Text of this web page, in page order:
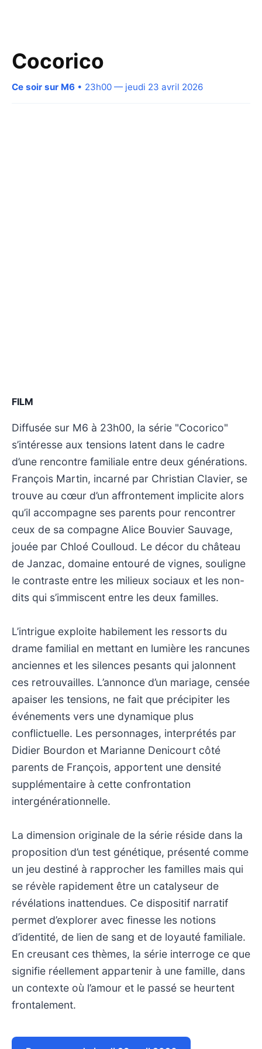
Cocorico
Ce soir sur M6 • 23h00 — jeudi 23 avril 2026
FILM
Diffusée sur M6 à 23h00, la série "Cocorico"
s’intéresse aux tensions latent dans le cadre
d’une rencontre familiale entre deux générations.
François Martin, incarné par Christian Clavier, se
trouve au cœur d’un affrontement implicite alors
qu’il accompagne ses parents pour rencontrer
ceux de sa compagne Alice Bouvier Sauvage,
jouée par Chloé Coulloud. Le décor du château
de Janzac, domaine entouré de vignes, souligne
le contraste entre les milieux sociaux et les non-
dits qui s’immiscent entre les deux familles.
L’intrigue exploite habilement les ressorts du
drame familial en mettant en lumière les rancunes
anciennes et les silences pesants qui jalonnent
ces retrouvailles. L’annonce d’un mariage, censée
apaiser les tensions, ne fait que précipiter les
événements vers une dynamique plus
conflictuelle. Les personnages, interprétés par
Didier Bourdon et Marianne Denicourt côté
parents de François, apportent une densité
supplémentaire à cette confrontation
intergénérationnelle.
La dimension originale de la série réside dans la
proposition d’un test génétique, présenté comme
un jeu destiné à rapprocher les familles mais qui
se révèle rapidement être un catalyseur de
révélations inattendues. Ce dispositif narratif
permet d’explorer avec finesse les notions
d’identité, de lien de sang et de loyauté familiale.
En creusant ces thèmes, la série interroge ce que
signifie réellement appartenir à une famille, dans
un contexte où l’amour et le passé se heurtent
frontalement.